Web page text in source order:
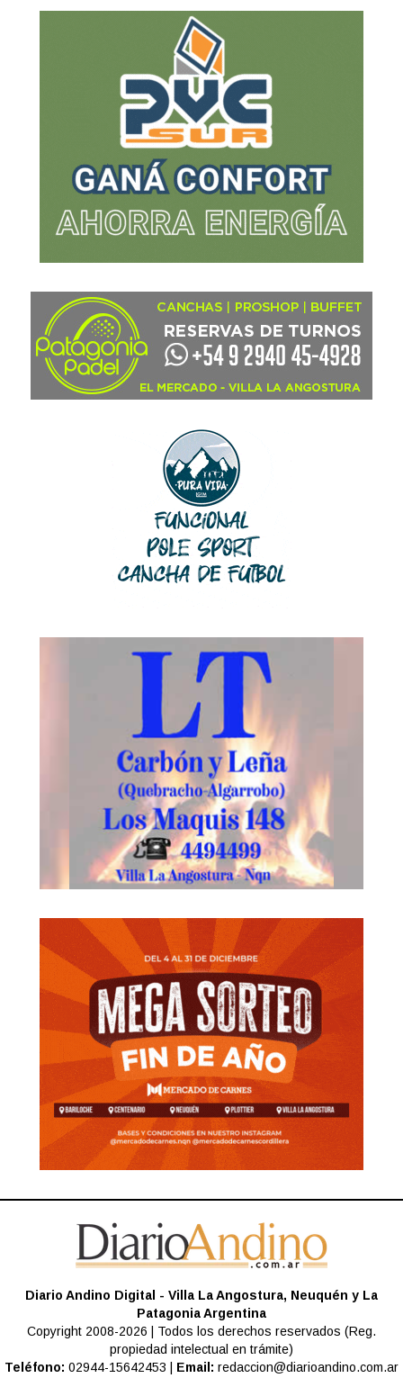
Diario Andino Digital - Villa La Angostura, Neuquén y La
Patagonia Argentina
Copyright 2008-2026 | Todos los derechos reservados (Reg.
propiedad intelectual en trámite)
Teléfono: 02944-15642453 | Email: redaccion@diarioandino.com.ar